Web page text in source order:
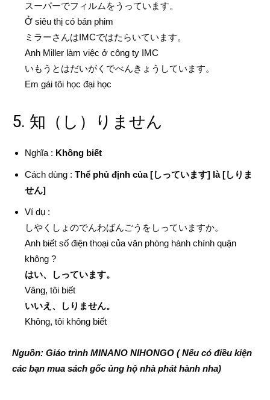
スーパーでフィルムをうっています。
Ở siêu thị có bán phim
ミラーさんはIMCではたらいています。
Anh Miller làm việc ở công ty IMC
いもうとはだいがくでべんきょうしています。
Em gái tôi học đại học
5. 知（し）りません
Nghĩa : Không biết
Cách dùng : Thể phủ định của [しっています] là [しりま
せん]
Ví dụ :
しやくしょのでんわばんごうをしっていますか。
Anh biết số điện thoại của văn phòng hành chính quận
không ?
はい、しっています。
Vâng, tôi biết
いいえ、しりません。
Không, tôi không biết
Nguồn: Giáo trình MINANO NIHONGO ( Nếu có điều kiện
các bạn mua sách gốc ủng hộ nhà phát hành nha)